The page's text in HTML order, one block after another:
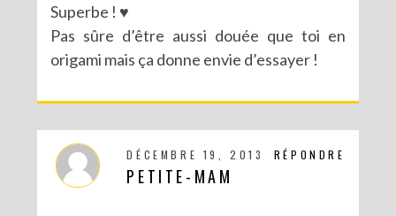
Superbe ! ♥
Pas sûre d’être aussi douée que toi en
origami mais ça donne envie d’essayer !
RÉPONDRE
DÉCEMBRE 19, 2013
PETITE-MAM